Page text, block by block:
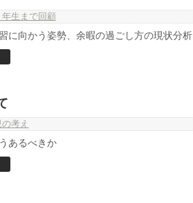
年生まで回顧
に向かう姿勢、余暇の過ごし方の現状分析
考え
あるべきか